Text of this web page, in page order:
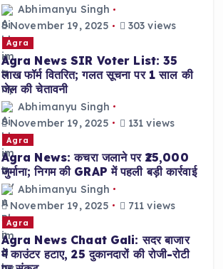
Abhimanyu Singh
November 19, 2025
303 views
Agra
Agra News SIR Voter List: 35
लाख फॉर्म वितरित; गलत सूचना पर 1 साल की
जेल की चेतावनी
Abhimanyu Singh
November 19, 2025
131 views
Agra
Agra News: कचरा जलाने पर ₹25,000
जुर्माना; निगम की GRAP में पहली बड़ी कार्रवाई
Abhimanyu Singh
November 19, 2025
711 views
Agra
Agra News Chaat Gali: सदर बाजार
में काउंटर हटाए, 25 दुकानदारों की रोजी-रोटी